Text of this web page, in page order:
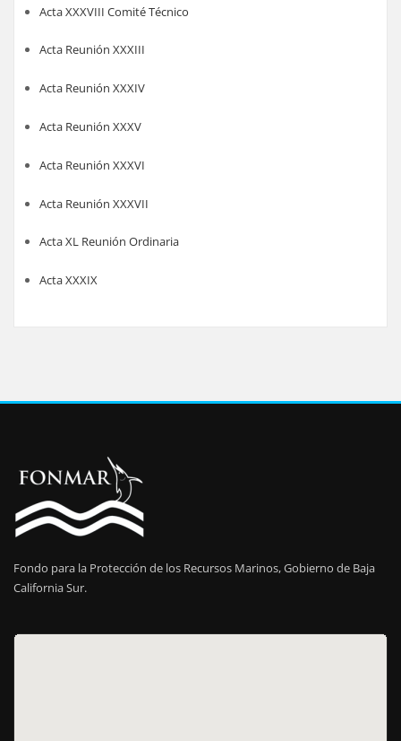
Acta XXXVIII Comité Técnico
Acta Reunión XXXIII
Acta Reunión XXXIV
Acta Reunión XXXV
Acta Reunión XXXVI
Acta Reunión XXXVII
Acta XL Reunión Ordinaria
Acta XXXIX
Fondo para la Protección de los Recursos Marinos, Gobierno de Baja
California Sur.